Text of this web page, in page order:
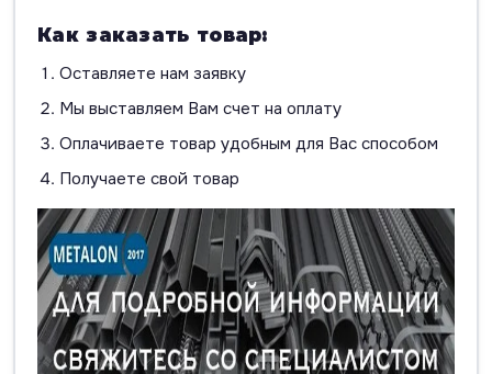
Как заказать товар:
Оставляете нам заявку
Мы выставляем Вам счет на оплату
Оплачиваете товар удобным для Вас способом
Получаете свой товар